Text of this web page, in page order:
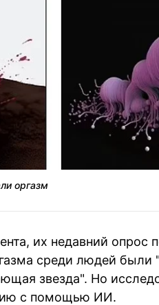
оргазм
их недавний опрос
среди людей были
звезда". Но
с помощью ИИ.